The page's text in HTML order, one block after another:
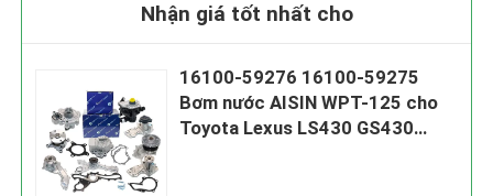
Nhận giá tốt nhất cho
16100-59276 16100-59275
Bơm nước AISIN WPT-125 cho
Toyota Lexus LS430 GS430